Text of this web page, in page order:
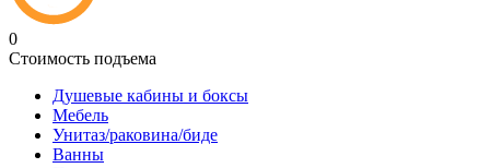
0
Стоимость подъема
Душевые кабины и боксы
Мебель
Унитаз/раковина/биде
Ванны